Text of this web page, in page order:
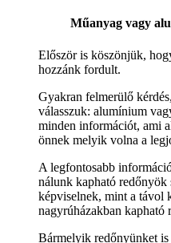
Műanyag vagy
Először is köszönjük,
hozzánk fordult.
Gyakran felmerülő
válasszuk: alumínium
minden információt, ami
önnek melyik volna a
A legfontosabb
nálunk kapható
képviselnek, mint a távol
nagyrúházakban kapható
Bármelyik redőnyünket